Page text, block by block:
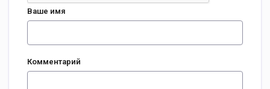
Ваше имя
Комментарий